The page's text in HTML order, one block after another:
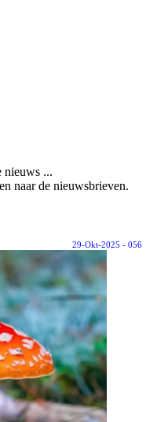
nieuws ...
naar de nieuwsbrieven.
29-Okt-2025 - 056